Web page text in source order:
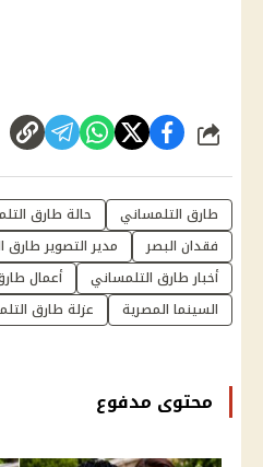
شارك
طارق التلمساني
حالة طارق
فقدان البصر
مدير التصوير طارق
أخبار طارق التلمساني
أعمال
السينما المصرية
عزلة طارق
محتوى مدفوع